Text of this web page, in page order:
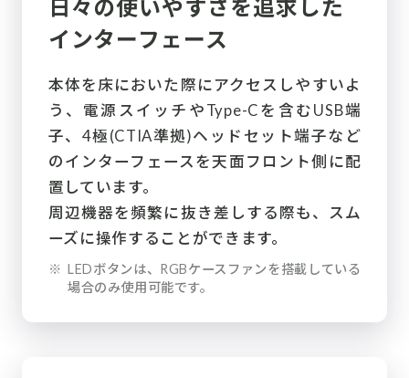
日々の使いやすさを追求した
インターフェース
本体を床においた際にアクセスしやすいよ
う、電源スイッチやType-Cを含むUSB端
子、4極(CTIA準拠)ヘッドセット端子など
のインターフェースを天面フロント側に配
置しています。
周辺機器を頻繁に抜き差しする際も、スム
ーズに操作することができます。
※ LEDボタンは、RGBケースファンを搭載している
場合のみ使用可能です。